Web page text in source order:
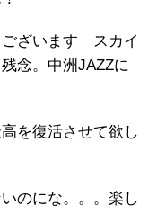
ございます スカイ
念。中洲JAZZに
を復活させて欲し
のにな。。。楽し